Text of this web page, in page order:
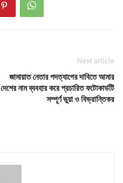
Next article
জামায়াত নেতার পদত্যাগের দাবিতে আমার
দেশের নাম ব্যবহার করে প্রচারিত ফটোকার্ডটি
সম্পূর্ণ ভুয়া ও বিভ্রান্তিকর